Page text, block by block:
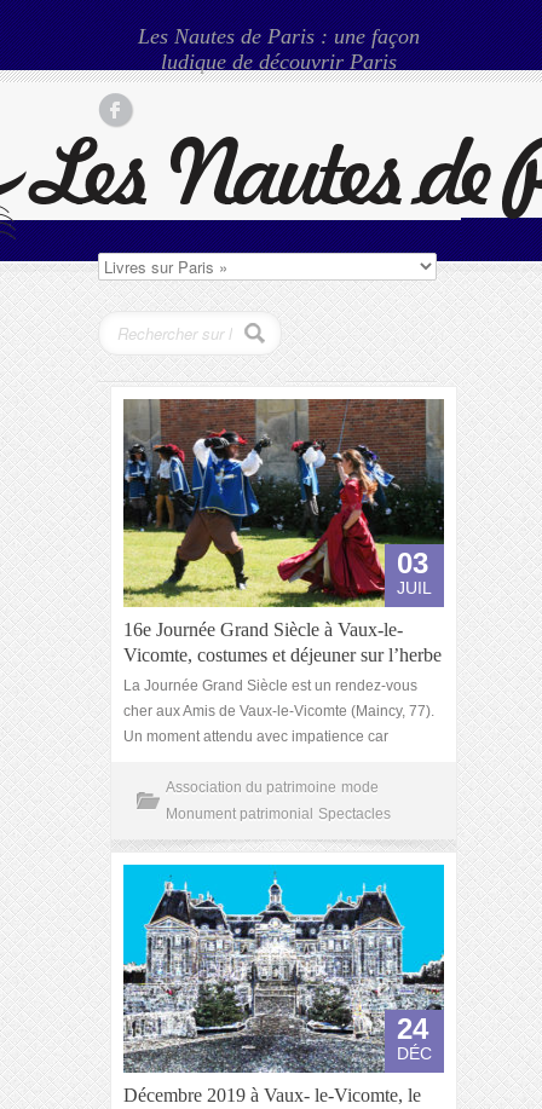
Les Nautes de Paris : une façon
ludique de découvrir Paris
03
JUIL
16e Journée Grand Siècle à Vaux-le-
Vicomte, costumes et déjeuner sur l’herbe
La Journée Grand Siècle est un rendez-vous
cher aux Amis de Vaux-le-Vicomte (Maincy, 77).
Un moment attendu avec impatience car
Association du patrimoine mode
Monument patrimonial Spectacles
24
DÉC
Décembre 2019 à Vaux- le-Vicomte, le